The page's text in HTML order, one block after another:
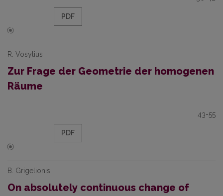
PDF
R. Vosylius
Zur Frage der Geometrie der homogenen
Räume
43-55
PDF
B. Grigelionis
On absolutely continuous change of